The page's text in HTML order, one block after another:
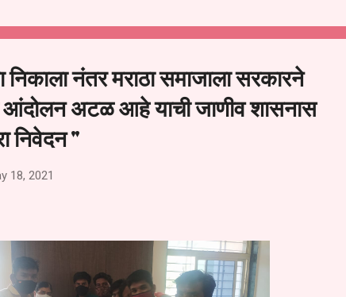
निकाला नंतर मराठा समाजाला सरकारने
आंदोलन अटळ आहे याची जाणीव शासनास
निवेदन "
18, 2021